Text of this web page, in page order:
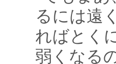
るには遠
ればとく
弱くなる